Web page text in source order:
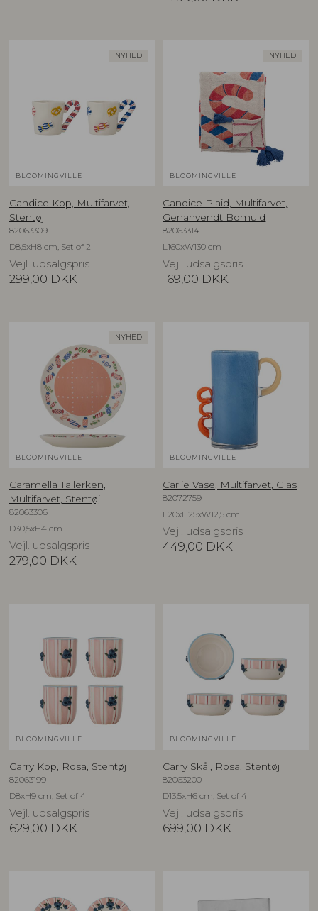
NYHED
BLOOMINGVILLE
Candice Kop, Multifarvet,
Stentøj
82063309
D8,5xH8 cm, Set of 2
Vejl. udsalgspris
299,00 DKK
NYHED
BLOOMINGVILLE
Candice Plaid, Multifarvet,
Genanvendt Bomuld
82063314
L160xW130 cm
Vejl. udsalgspris
169,00 DKK
NYHED
BLOOMINGVILLE
Caramella Tallerken,
Multifarvet, Stentøj
82063306
D30,5xH4 cm
Vejl. udsalgspris
279,00 DKK
BLOOMINGVILLE
Carlie Vase, Multifarvet, Glas
82072759
L20xH25xW12,5 cm
Vejl. udsalgspris
449,00 DKK
BLOOMINGVILLE
Carry Kop, Rosa, Stentøj
82063199
D8xH9 cm, Set of 4
Vejl. udsalgspris
629,00 DKK
BLOOMINGVILLE
Carry Skål, Rosa, Stentøj
82063200
D13,5xH6 cm, Set of 4
Vejl. udsalgspris
699,00 DKK